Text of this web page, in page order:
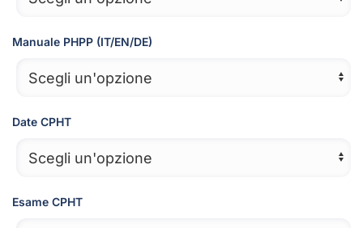
Manuale PHPP (IT/EN/DE)
Date CPHT
Esame CPHT